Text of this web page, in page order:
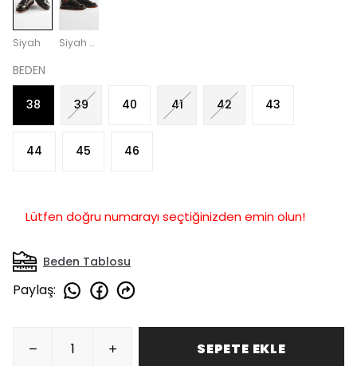
Siyah Siyah Rugan
BEDEN
38 39 40 41 42 43
44 45 46
Lütfen doğru numarayı seçtiğinizden emin olun!
Beden Tablosu
Paylaş:
SEPETE EKLE